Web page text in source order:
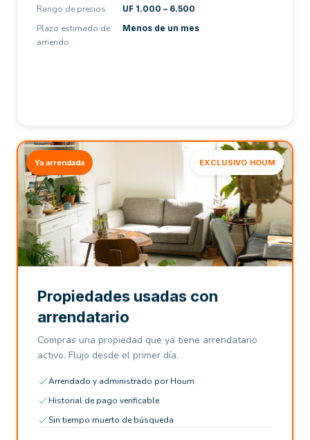
Rango de precios UF 1.000 – 6.500
Plazo estimado de
arriendo
Menos de un mes
Ya arrendada EXCLUSIVO HOUM
Propiedades usadas con
arrendatario
Compras una propiedad que ya tiene arrendatario
activo. Flujo desde el primer día.
Arrendado y administrado por Houm
Historial de pago verificable
Sin tiempo muerto de búsqueda